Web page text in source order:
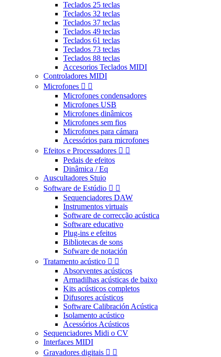
Teclados 25 teclas
Teclados 32 teclas
Teclados 37 teclas
Teclados 49 teclas
Teclados 61 teclas
Teclados 73 teclas
Teclados 88 teclas
Accesorios Teclados MIDI
Controladores MIDI
Microfones  
Microfones condensadores
Microfones USB
Microfones dinâmicos
Microfones sem fios
Microfones para cámara
Acessórios para microfones
Efeitos e Processadores  
Pedais de efeitos
Dinâmica / Eq
Auscultadores Stuio
Software de Estúdio  
Sequenciadores DAW
Instrumentos virtuais
Software de correcção acústica
Software educativo
Plug-ins e efeitos
Bibliotecas de sons
Sofware de notación
Tratamento acústico  
Absorventes acústicos
Armadilhas acústicas de baixo
Kits acústicos completos
Difusores acústicos
Software Calibración Acústica
Isolamento acústico
Acessórios Acústicos
Sequenciadores Midi o CV
Interfaces MIDI
Gravadores digitais  